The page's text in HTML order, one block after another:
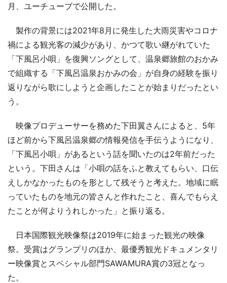
月、ユーチューブで公開した。
製作の背景には2021年8月に発生した大雨災害やコロナ
禍による観光客の減少があり、かつて歌い継がれていた
「下風呂小唄」を復興ソングとして、温泉郷旅館のおかみ
で組織する「下風呂温泉おかみの会」が自身の経験を振り
返りながら歌にしようと企画したことが始まりだったとい
う。
映像プロデューサーを務めた下田翼さんによると、5年
ほど前から下風呂温泉郷の情報発信を手伝うようになり、
「下風呂小唄」があるという話を聞いたのは2年前だった
という。下田さんは「小唄の話をふと教えてもらい、口伝
えしかなかったものを形として残そうと考えた。地域に眠
っていたものを地元の皆さんと作れたこと、喜んでもらえ
たことが何よりうれしかった」と振り返る。
日本国際観光映像祭は2019年に始まった観光の映像
祭。受賞はグランプリのほか、最優秀観光ドキュメンタリ
ー映像賞とスペシャル部門SAWAMURA賞の3冠となっ
た。